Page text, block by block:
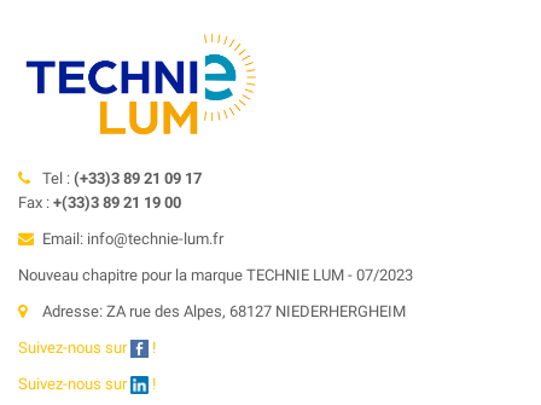
Tel : (+33)3 89 21 09 17
Fax : +(33)3 89 21 19 00
Email: info@technie-lum.fr
Nouveau chapitre pour la marque TECHNIE LUM - 07/2023
Adresse: ZA rue des Alpes, 68127 NIEDERHERGHEIM
Suivez-nous sur
!
Suivez-nous sur
!